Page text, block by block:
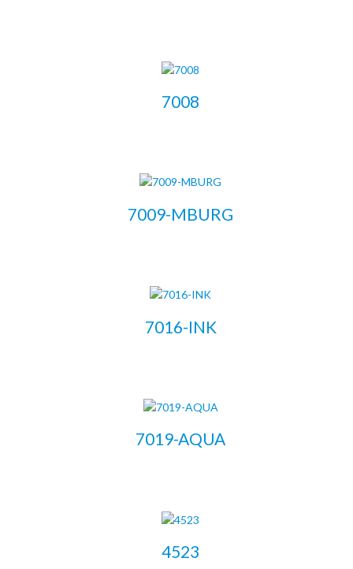
7008
7009-MBURG
7016-INK
7019-AQUA
4523